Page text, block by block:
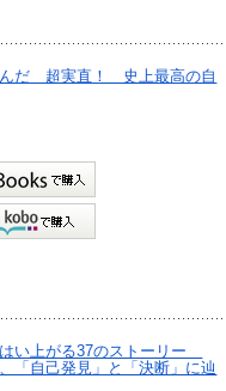
んだ 超実直！ 史上最高の自
い上がる37のストーリー
「自己発見」と「決断」に辿